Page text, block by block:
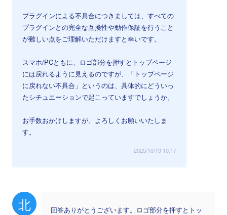
プラグインによる不具合につきましては、すべての
プラグインとの完全な互換性や動作保証を行うこと
が難しい点をご理解いただけますと幸いです。
スマホ/PCともに、ロゴ部分を押すとトップページ
には戻れるように見えるのですが、「トップページ
に戻れない不具合」というのは、具体的にどういっ
たシチュエーションで起こっていますでしょうか。
お手数おかけしますが、よろしくお願いいたしま
す。
2025/10/19 10:17
北
回答ありがとうございます。ロゴ部分を押すとトッ